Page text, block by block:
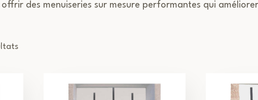
offrir des menuiseries sur mesure performantes qui
Trié